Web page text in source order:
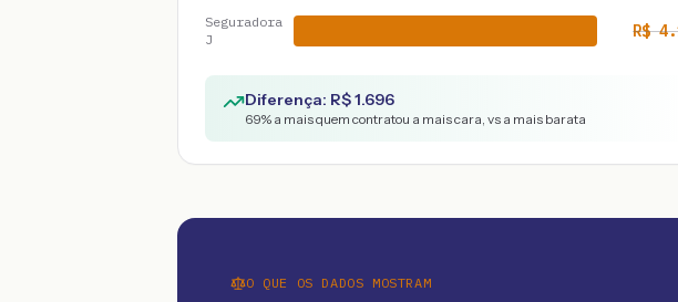
Seguradora
J
R$
Diferença: R$1.696
69% a mais quem contratou a mais cara, vs a mais barata
O QUE OS DADOS MOSTRAM